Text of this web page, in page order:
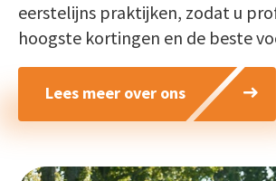
eerstelijns praktijken, zodat u
hoogste kortingen en de beste
Lees meer over ons